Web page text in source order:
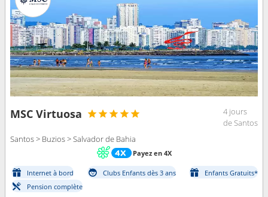
MSC Virtuosa
4 jours
de Santos
Santos > Buzios > Salvador de Bahia
Payez en 4X
Internet à bord Clubs Enfants dès 3 ans
Enfants Gratuits*
Pension complète